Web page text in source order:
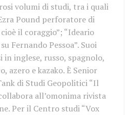
volumi di studi, tra i quali
Pound perforatore di
il coraggio”; “Ideario
Fernando Pessoa”. Suoi
inglese, russo, spagnolo,
azero e kazako. È Senior
di Studi Geopolitici “Il
all’omonima rivista
Per il Centro studi “Vox